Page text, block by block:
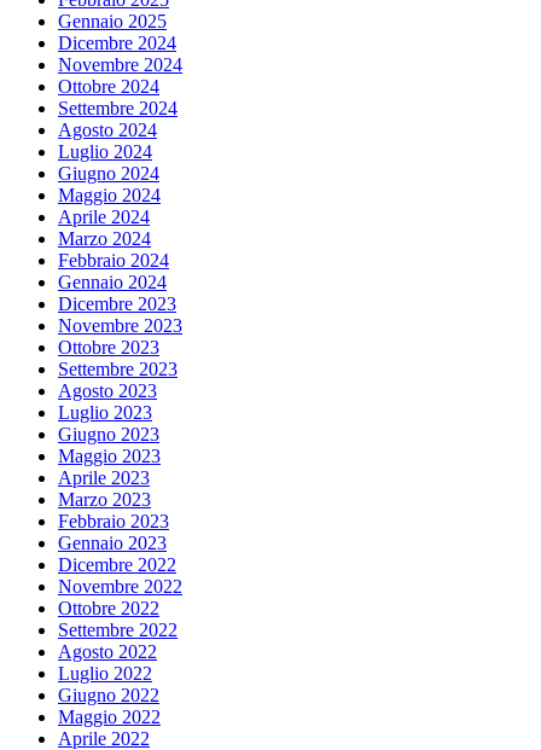
Gennaio 2025
Dicembre 2024
Novembre 2024
Ottobre 2024
Settembre 2024
Agosto 2024
Luglio 2024
Giugno 2024
Maggio 2024
Aprile 2024
Marzo 2024
Febbraio 2024
Gennaio 2024
Dicembre 2023
Novembre 2023
Ottobre 2023
Settembre 2023
Agosto 2023
Luglio 2023
Giugno 2023
Maggio 2023
Aprile 2023
Marzo 2023
Febbraio 2023
Gennaio 2023
Dicembre 2022
Novembre 2022
Ottobre 2022
Settembre 2022
Agosto 2022
Luglio 2022
Giugno 2022
Maggio 2022
Aprile 2022